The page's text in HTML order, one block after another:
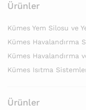
Ürünler
Kümes Yem Silosu ve
Kümes Havalandırma
Kümes Havalandırma
Kümes Isıtma
Ürünler